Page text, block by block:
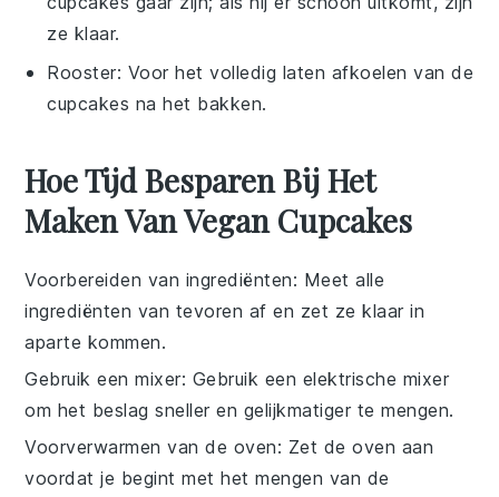
ze klaar.
Rooster: Voor het volledig laten afkoelen van de
cupcakes na het bakken.
Hoe Tijd Besparen Bij Het
Maken Van Vegan Cupcakes
Voorbereiden van ingrediënten: Meet alle
ingrediënten van tevoren af en zet ze klaar in
aparte kommen.
Gebruik een mixer: Gebruik een elektrische mixer
om het beslag sneller en gelijkmatiger te mengen.
Voorverwarmen van de oven: Zet deoven aan
voordat je begint met het mengen van de